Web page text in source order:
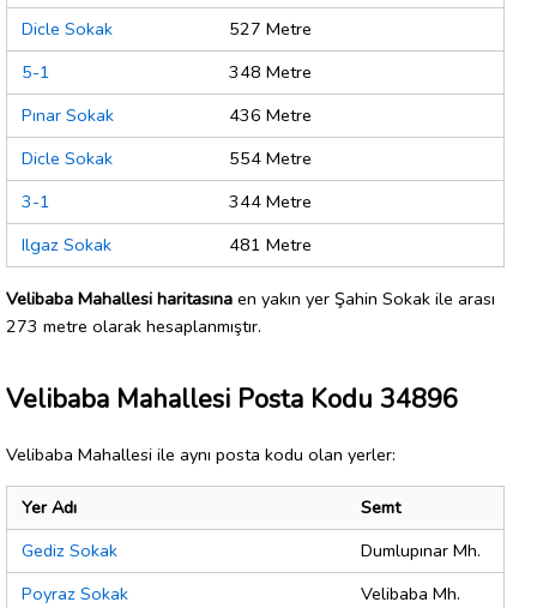
Dicle Sokak
527 Metre
5-1
348 Metre
Pınar Sokak
436 Metre
Dicle Sokak
554 Metre
3-1
344 Metre
Ilgaz Sokak
481 Metre
Velibaba Mahallesi haritasına en yakın yer Şahin Sokak ile arası
273 metre olarak hesaplanmıştır.
Velibaba Mahallesi Posta Kodu 34896
Velibaba Mahallesi ile aynı posta kodu olan yerler:
Yer Adı
Semt
Gediz Sokak
Dumlupınar Mh.
Poyraz Sokak
Velibaba Mh.